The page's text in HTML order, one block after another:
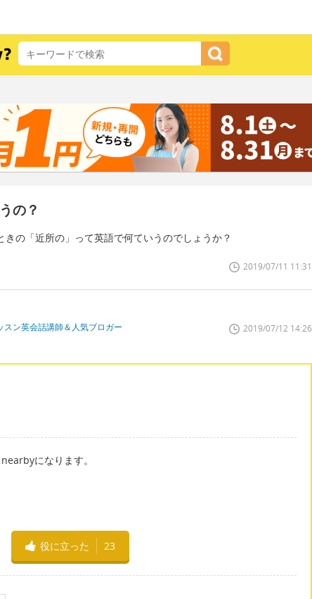
の？
の「近所の」って英語で何ていうのでしょうか？
2019/07/11 11:31
ン英会話講師＆人気ブロガー 2019/07/12 14:26
になります。
役に立った 23